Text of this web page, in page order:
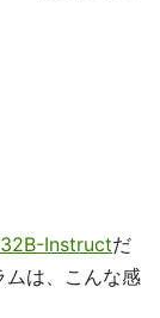
Instructだ
ムは、こんな感